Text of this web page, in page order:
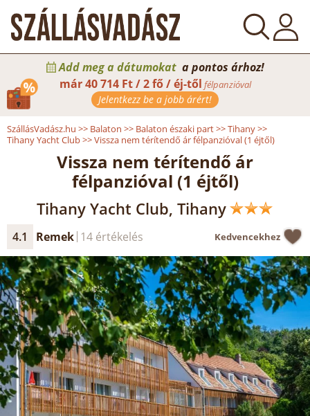
Add meg a dátumokat a pontos árhoz!
már40 714 Ft / 2 fő / éj-től félpanzióval
Jelentkezz be a jobb árért!
SzállásVadász.hu >> Balaton >> Balaton északi part>>Tihany>>
Tihany Yacht Club>>Vissza nem térítendő ár félpanzióval (1 éjtől)
Vissza nem térítendő ár
félpanzióval (1 éjtől)
Tihany Yacht Club, Tihany
4.1 Remek 14 értékelés Kedvencekhez